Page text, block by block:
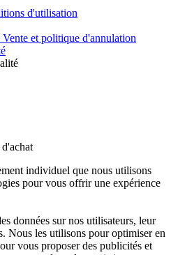
d'utilisation
et politique d'annulation
individuel que nous utilisons
pour vous offrir une expérience
données sur nos utilisateurs, leur
Nous les utilisons pour optimiser en
vous proposer des publicités et